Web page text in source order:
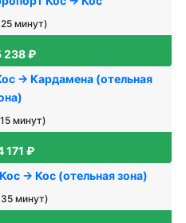
минут)
238 ₽
→ Кардамена (отельная
минут)
171 ₽
→ Кос (отельная зона)
минут)